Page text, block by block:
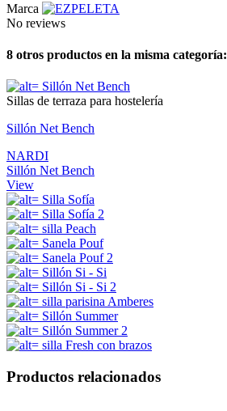
Marca
No reviews
8 otros productos en la misma categoría:
Sillas de terraza para hostelería
Sillón Net Bench
NARDI
Sillón Net Bench
View
Productos relacionados